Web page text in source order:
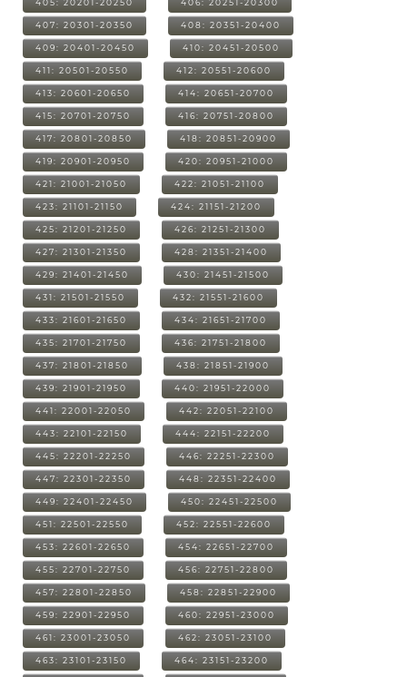
405: 20201-20250 406: 20251-20300
407: 20301-20350 408: 20351-20400
409: 20401-20450 410: 20451-20500
411: 20501-20550 412: 20551-20600
413: 20601-20650 414: 20651-20700
415: 20701-20750 416: 20751-20800
417: 20801-20850 418: 20851-20900
419: 20901-20950 420: 20951-21000
421: 21001-21050 422: 21051-21100
423: 21101-21150 424: 21151-21200
425: 21201-21250 426: 21251-21300
427: 21301-21350 428: 21351-21400
429: 21401-21450 430: 21451-21500
431: 21501-21550 432: 21551-21600
433: 21601-21650 434: 21651-21700
435: 21701-21750 436: 21751-21800
437: 21801-21850 438: 21851-21900
439: 21901-21950 440: 21951-22000
441: 22001-22050 442: 22051-22100
443: 22101-22150 444: 22151-22200
445: 22201-22250 446: 22251-22300
447: 22301-22350 448: 22351-22400
449: 22401-22450 450: 22451-22500
451: 22501-22550 452: 22551-22600
453: 22601-22650 454: 22651-22700
455: 22701-22750 456: 22751-22800
457: 22801-22850 458: 22851-22900
459: 22901-22950 460: 22951-23000
461: 23001-23050 462: 23051-23100
463: 23101-23150 464: 23151-23200